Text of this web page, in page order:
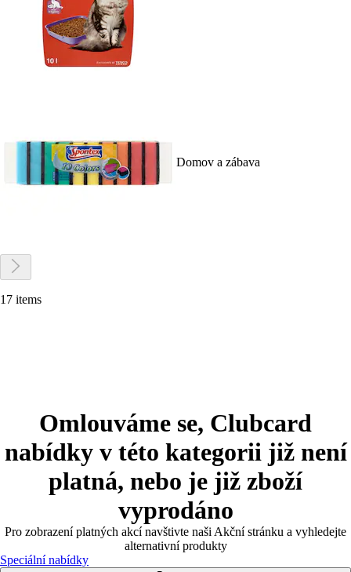
Domov a zábava
17 items
Omlouváme se, Clubcard
nabídky v této kategorii již není
platná, nebo je již zboží
vyprodáno
Pro zobrazení platných akcí navštivte naši Akční stránku a vyhledejte
alternativní produkty
Speciální nabídky